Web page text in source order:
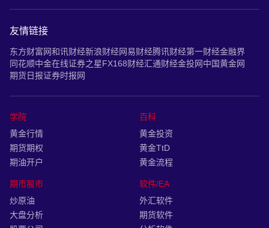
友情链接
东方财富网和讯财经新浪财经网易财经腾讯财经第一财经金融界
同花顺中金在线证券之星FX168财经汇通财经金投网中国黄金网
期货日报证券时报网
学院
黄金行情
期货期权
期油开户
百科
黄金投资
黄金TtD
黄金流程
期市股市
炒原油
大盘分析
软件/EA
外汇软件
期货软件